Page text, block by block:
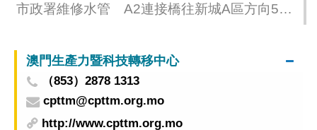
市政署維修水管 A2連接橋往新城A區方向5月
澳門生產力暨科技轉移中心
（853）2878 1313
cpttm@cpttm.org.mo
http://www.cpttm.org.mo